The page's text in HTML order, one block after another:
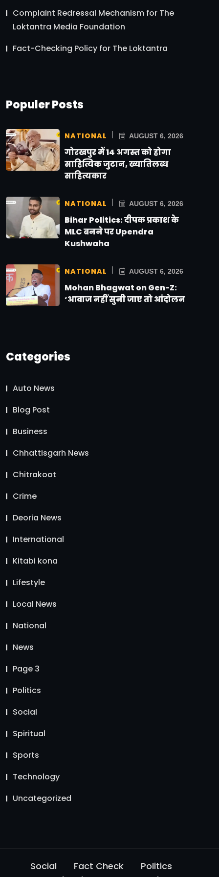
Complaint Redressal Mechanism for The
Loktantra Media Foundation
Fact-Checking Policy for The Loktantra
Populer Posts
NATIONAL AUGUST 6, 2026
गोरखपुर में 14 अगस्त को होगा
साहित्यिक जुटान, ख्यातिलब्ध
साहित्यकार
NATIONAL AUGUST 6, 2026
Bihar Politics: दीपक प्रकाश के
MLC बनने पर Upendra
Kushwaha
NATIONAL AUGUST 6, 2026
Mohan Bhagwat on Gen-Z:
‘आवाज नहीं सुनी जाए तो आंदोलन
Categories
Auto News
Blog Post
Business
Chhattisgarh News
Chitrakoot
Crime
Deoria News
International
Kitabi kona
Lifestyle
Local News
National
News
Page 3
Politics
Social
Spiritual
Sports
Technology
Uncategorized
Social Fact Check
Politics